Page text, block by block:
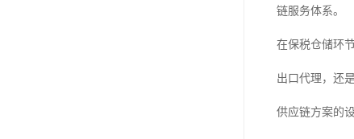
链服务体系。
在保税仓储环
出口代理，还
供应链方案的